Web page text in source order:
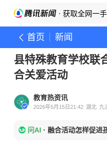
· 获取全网一
首页 新闻
县特殊教育学校联
合关爱活动
教育热资讯
2026年5月15日21:42 湖北 九
问AI · 融合活动怎样促进